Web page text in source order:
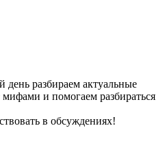
разбираем актуальные
и помогаем разбираться
в обсуждениях!